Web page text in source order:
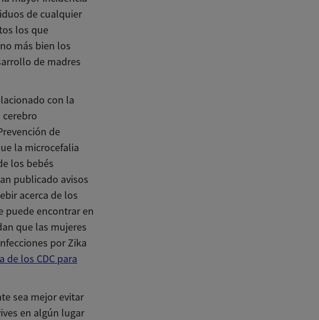
de cualquier
los que
más bien los
de madres
con la
cerebro
de
la microcefalia
los bebés
publicado avisos
acerca de los
puede encontrar en
que las mujeres
por Zika
de los CDC para
sea mejor evitar
en algún lugar